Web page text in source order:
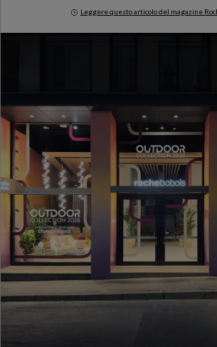
Leggere questo articolo del magazine
Milan Design